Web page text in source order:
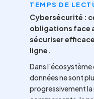
TEMPS DE
Cybersécurité :
obligations face
sécuriser
ligne.
Dans l'écosystème
données ne sont
progressivement la